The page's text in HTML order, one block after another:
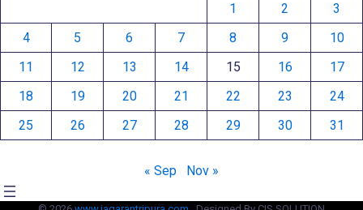
1
2
3
4
5 6 7 8 9
10
11
12 13 14 15 16
17
18
19 20 21 22 23
24
25
26 27 28 29 30 31
« Sep Nov »